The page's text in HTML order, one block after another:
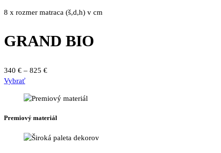
produktu.
through
má
Možnosti
vybrať
na
stránke
8 x rozmer matraca (š,d,h) v cm
GRAND BIO
340 € – 825 €Price
through
VybraťTento
má
variantov.
Možnosti
si
Premiový materiál